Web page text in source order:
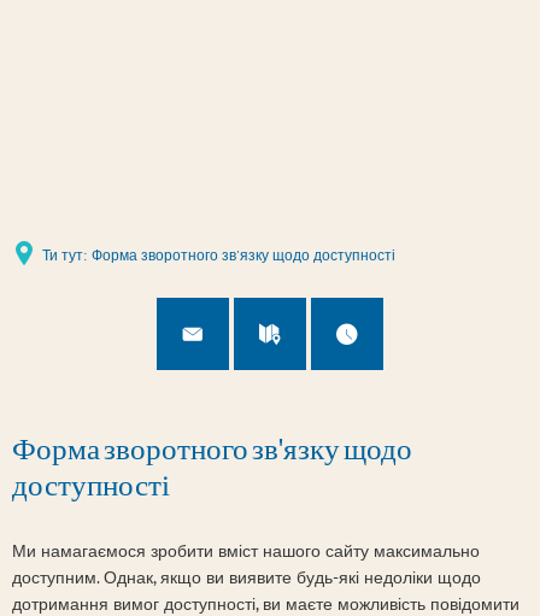
Ти тут: Форма зворотного зв'язку щодо доступності
Форма зворотного зв'язку щодо
доступності
Ми намагаємося зробити вміст нашого сайту максимально
доступним. Однак, якщо ви виявите будь-які недоліки щодо
дотримання вимог доступності, ви маєте можливість повідомити